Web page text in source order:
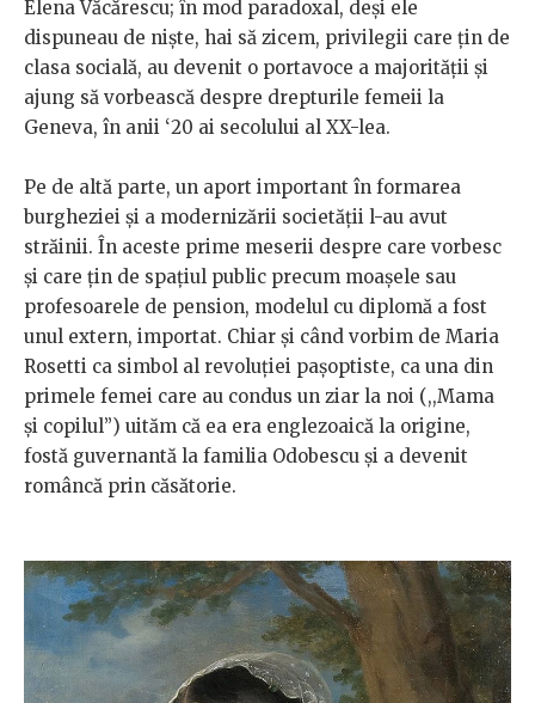
Elena Văcărescu; în mod paradoxal, deși ele
dispuneau de niște, hai să zicem, privilegii care țin de
clasa socială, au devenit o portavoce a majorității și
ajung să vorbească despre drepturile femeii la
Geneva, în anii ‘20 ai secolului al XX-lea.
Pe de altă parte, un aport important în formarea
burgheziei și a modernizării societății l-au avut
străinii. În aceste prime meserii despre care vorbesc
și care țin de spațiul public precum moașele sau
profesoarele de pension, modelul cu diplomă a fost
unul extern, importat. Chiar și când vorbim de Maria
Rosetti ca simbol al revoluției pașoptiste, ca una din
primele femei care au condus un ziar la noi (,,Mama
și copilul’’) uităm că ea era englezoaică la origine,
fostă guvernantă la familia Odobescu și a devenit
româncă prin căsătorie.